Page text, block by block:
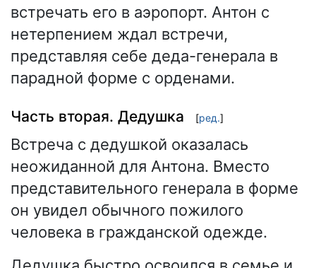
встречать его в аэропорт. Антон с
нетерпением ждал встречи,
представляя себе деда-генерала в
парадной форме с орденами.
Часть вторая. Дедушка [ред.]
Встреча с дедушкой оказалась
неожиданной для Антона. Вместо
представительного генерала в форме
он увидел обычного пожилого
человека в гражданской одежде.